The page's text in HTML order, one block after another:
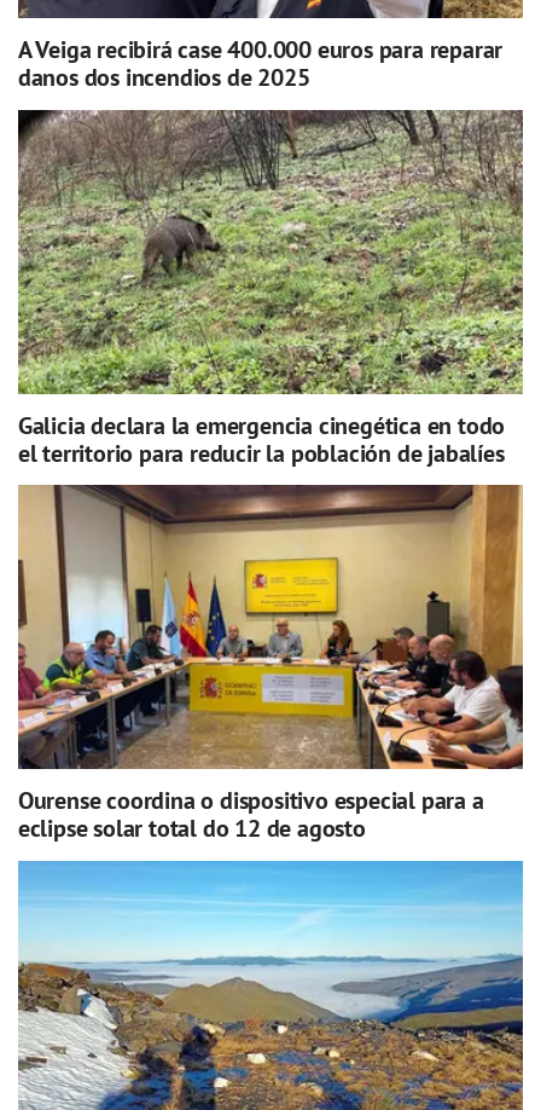
A Veiga recibirá case 400.000 euros para reparar
danos dos incendios de 2025
Galicia declara la emergencia cinegética en todo
el territorio para reducir la población de jabalíes
Ourense coordina o dispositivo especial para a
eclipse solar total do 12 de agosto